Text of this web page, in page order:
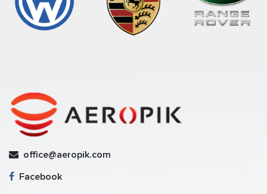
office@aeropik.com
Facebook